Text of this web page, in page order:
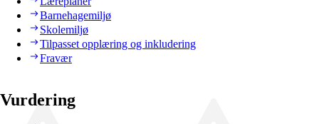
Barnehagemiljø
Skolemiljø
Tilpasset opplæring og inkludering
Fravær
Vurdering